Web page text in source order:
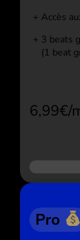
Accès
3 beats
(1 beat
6,99€/
Pro